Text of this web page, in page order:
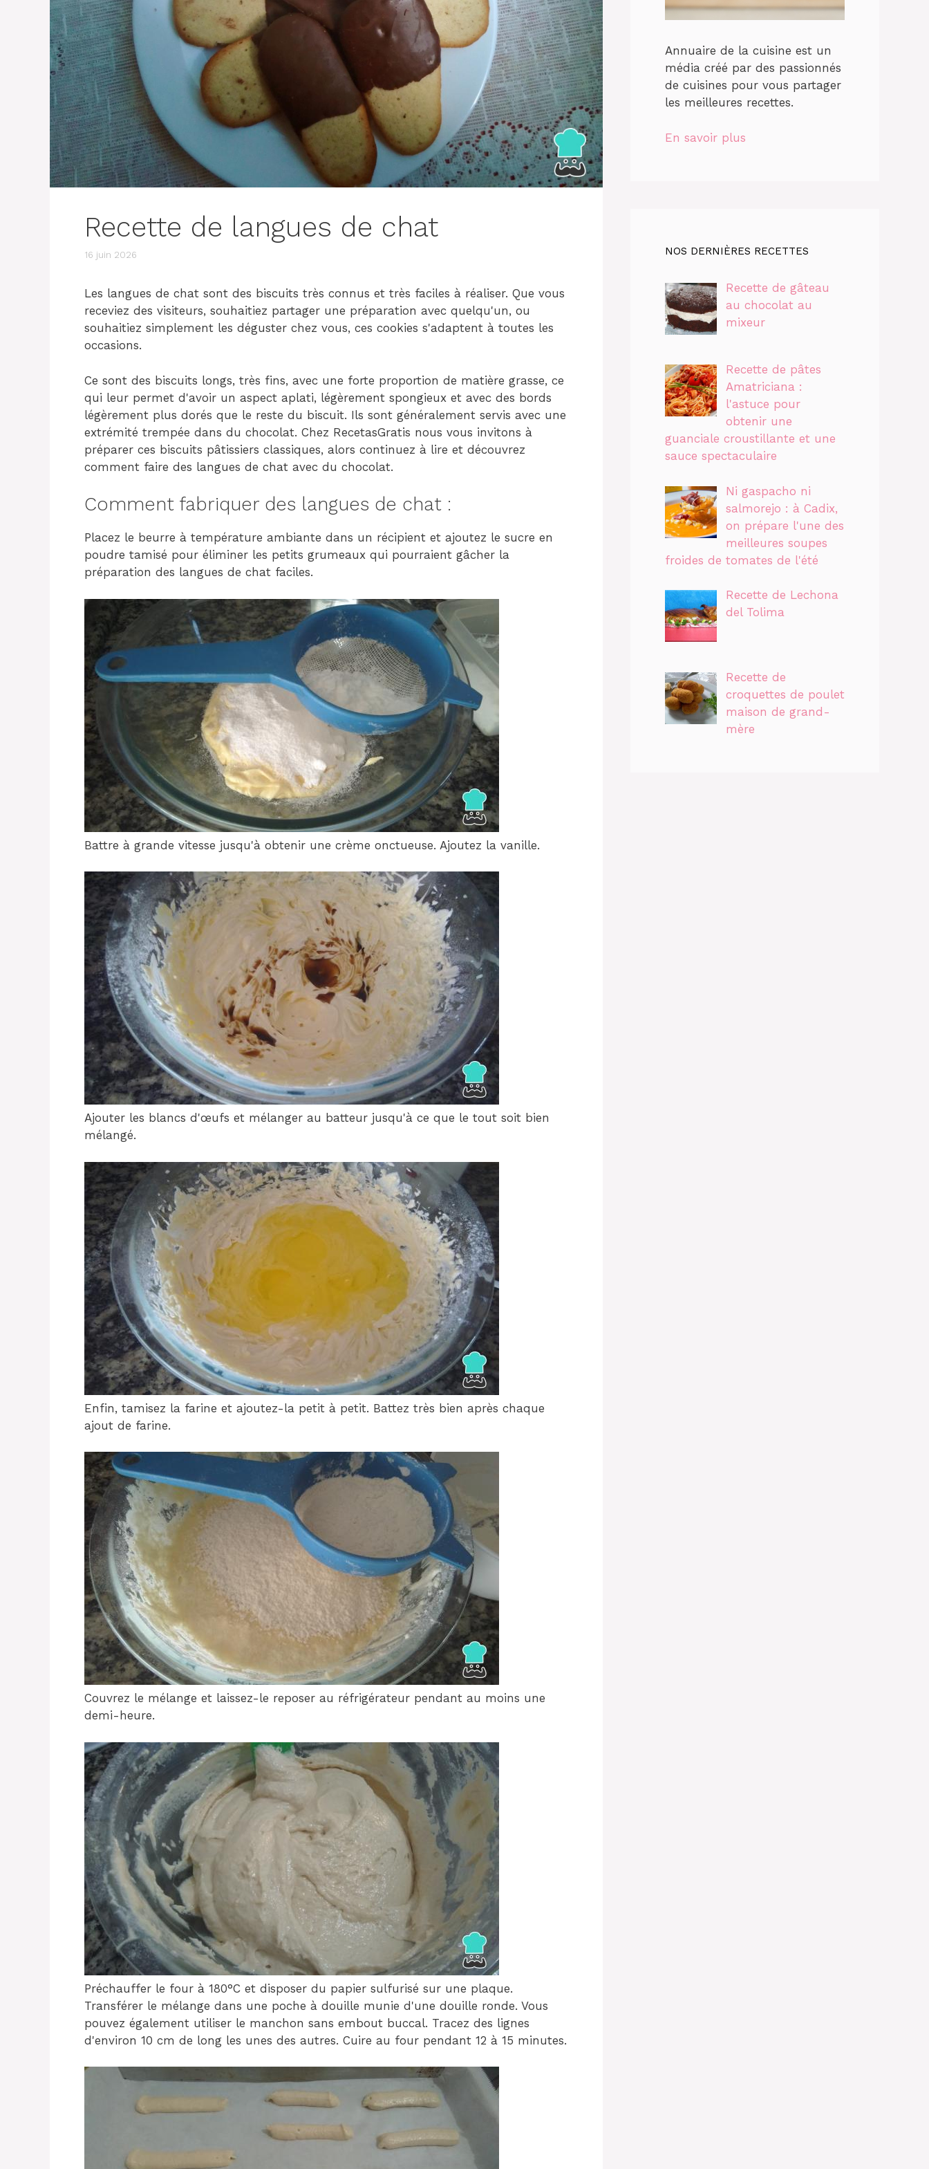
Recette de langues de chat
16 juin 2026
Les langues de chat sont des biscuits très connus et très faciles à réaliser. Que vous
receviez des visiteurs, souhaitiez partager une préparation avec quelqu'un, ou
souhaitiez simplement les déguster chez vous, ces cookies s'adaptent à toutes les
occasions.
Ce sont des biscuits longs, très fins, avec une forte proportion de matière grasse, ce
qui leur permet d'avoir un aspect aplati, légèrement spongieux et avec des bords
légèrement plus dorés que le reste du biscuit. Ils sont généralement servis avec une
extrémité trempée dans du chocolat. Chez RecetasGratis nous vous invitons à
préparer ces biscuits pâtissiers classiques, alors continuez à lire et découvrez
comment faire des langues de chat avec du chocolat.
Comment fabriquer des langues de chat :
Placez le beurre à température ambiante dans un récipient et ajoutez le sucre en
poudre tamisé pour éliminer les petits grumeaux qui pourraient gâcher la
préparation des langues de chat faciles.
Battre à grande vitesse jusqu'à obtenir une crème onctueuse. Ajoutez la vanille.
Ajouter les blancs d'œufs et mélanger au batteur jusqu'à ce que le tout soit bien
mélangé.
Enfin, tamisez la farine et ajoutez-la petit à petit. Battez très bien après chaque
ajout de farine.
Couvrez le mélange et laissez-le reposer au réfrigérateur pendant au moins une
demi-heure.
Préchauffer le four à 180°C et disposer du papier sulfurisé sur une plaque.
Transférer le mélange dans une poche à douille munie d'une douille ronde. Vous
pouvez également utiliser le manchon sans embout buccal. Tracez des lignes
d'environ 10 cm de long les unes des autres. Cuire au four pendant 12 à 15 minutes.
Annuaire de la cuisine est un
média créé par des passionnés
de cuisines pour vous partager
les meilleures recettes.
En savoir plus
NOS DERNIÈRES RECETTES
Recette de gâteau
au chocolat au
mixeur
Recette de pâtes
Amatriciana :
l'astuce pour
obtenir une
guanciale croustillante et une
sauce spectaculaire
Ni gaspacho ni
salmorejo : à Cadix,
on prépare l'une des
meilleures soupes
froides de tomates de l'été
Recette de Lechona
del Tolima
Recette de
croquettes de poulet
maison de grand-
mère